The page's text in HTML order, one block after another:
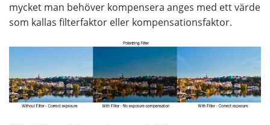
mycket man behöver kompensera anges med ett värde
som kallas filterfaktor eller kompensationsfaktor.